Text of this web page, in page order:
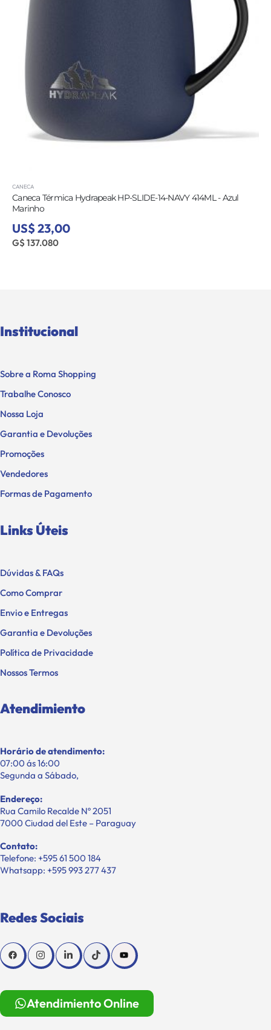
CANECA
Caneca Térmica Hydrapeak HP-SLIDE-14-NAVY 414ML - Azul
Marinho
US$ 23,00
G$ 137.080
Institucional
Sobre a Roma Shopping
Trabalhe Conosco
Nossa Loja
Garantia e Devoluções
Promoções
Vendedores
Formas de Pagamento
Links Úteis
Dúvidas & FAQs
Como Comprar
Envio e Entregas
Garantia e Devoluções
Política de Privacidade
Nossos Termos
Atendimiento
Horário de atendimento:
07:00 ás 16:00
Segunda a Sábado,
Endereço:
Rua Camilo Recalde Nº 2051
7000 Ciudad del Este – Paraguay
Contato:
Telefone: +595 61 500 184
Whatsapp: +595 993 277 437
Redes Sociais
Atendimiento Online